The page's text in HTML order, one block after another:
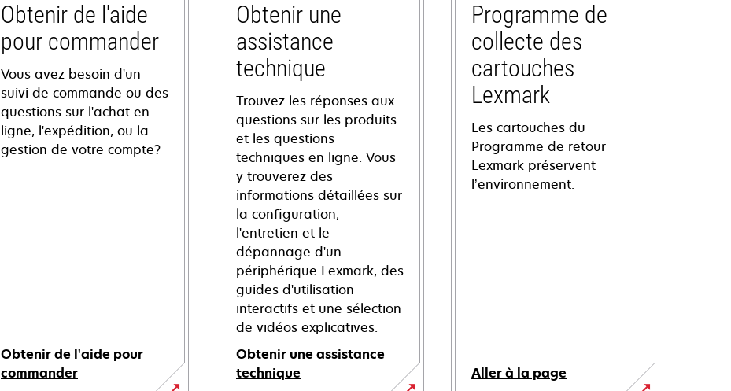
Obtenir de l'aide
pour commander
Vous avez besoin d'un
suivi de commande ou des
questions sur l'achat en
ligne, l'expédition, ou la
gestion de votre compte?
Obtenir de l'aide pour
commander
Obtenir une
assistance
technique
Trouvez les réponses aux
questions sur les produits
et les questions
techniques en ligne. Vous
y trouverez des
informations détaillées sur
la configuration,
l'entretien et le
dépannage d'un
périphérique Lexmark, des
guides d'utilisation
interactifs et une sélection
de vidéos explicatives.
Obtenir une assistance
technique
Programme de
collecte des
cartouches
Lexmark
Les cartouches du
Programme de retour
Lexmark préservent
l’environnement.
Aller à la page